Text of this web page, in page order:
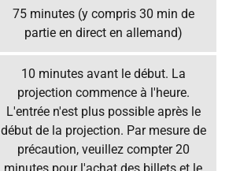
75 minutes (y compris 30 min de
partie en direct en allemand)
10 minutes avant le début. La
projection commence à l'heure.
L'entrée n'est plus possible après le
début de la projection. Par mesure de
précaution, veuillez compter 20